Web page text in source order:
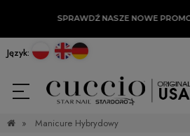
SPRAWDŹ NASZE NOWE PROMOCJE
Język:
» Manicure Hybrydowy